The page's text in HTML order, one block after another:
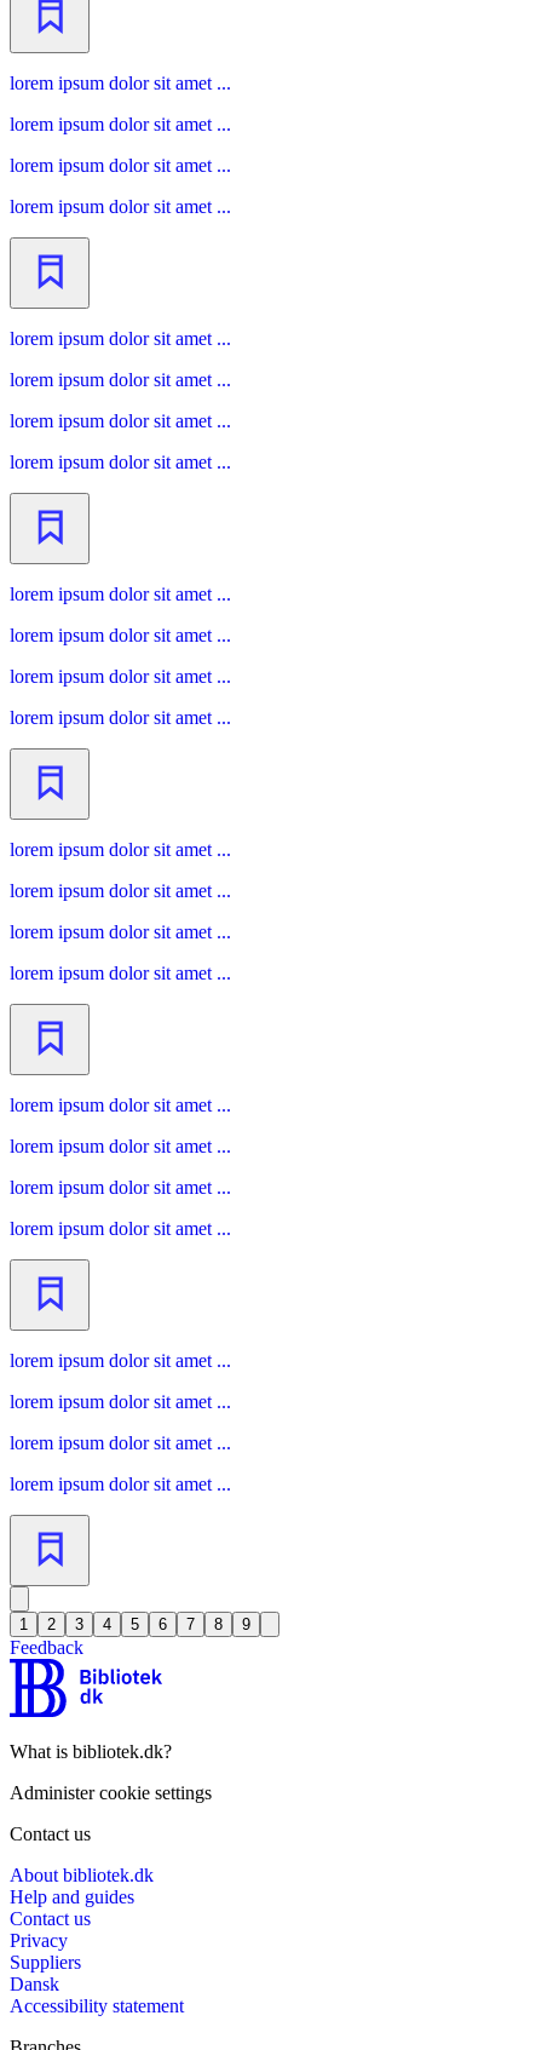
lorem ipsum dolor sit amet ...
lorem ipsum dolor sit amet ...
lorem ipsum dolor sit amet ...
lorem ipsum dolor sit amet ...
lorem ipsum dolor sit amet ...
lorem ipsum dolor sit amet ...
lorem ipsum dolor sit amet ...
lorem ipsum dolor sit amet ...
lorem ipsum dolor sit amet ...
lorem ipsum dolor sit amet ...
lorem ipsum dolor sit amet ...
lorem ipsum dolor sit amet ...
lorem ipsum dolor sit amet ...
lorem ipsum dolor sit amet ...
lorem ipsum dolor sit amet ...
lorem ipsum dolor sit amet ...
lorem ipsum dolor sit amet ...
lorem ipsum dolor sit amet ...
lorem ipsum dolor sit amet ...
lorem ipsum dolor sit amet ...
lorem ipsum dolor sit amet ...
lorem ipsum dolor sit amet ...
lorem ipsum dolor sit amet ...
lorem ipsum dolor sit amet ...
1 2 3 4 5 6 7 8 9
Feedback
What is bibliotek.dk?
Administer cookie settings
Contact us
About bibliotek.dk
Help and guides
Contact us
Privacy
Suppliers
Dansk
Accessibility statement